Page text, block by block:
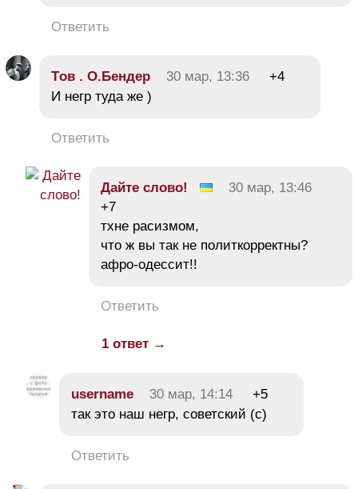
Ответить
Tов . О.Бендер 30 мар, 13:36
+4
И негр туда же )
Ответить
Дайте слово!
30 мар, 13:46
+7
тхне расизмом,
что ж вы так не политкорректны?
афро-одессит!!
Ответить
1 ответ →
username 30 мар, 14:14
+5
так это наш негр, советский (с)
Ответить